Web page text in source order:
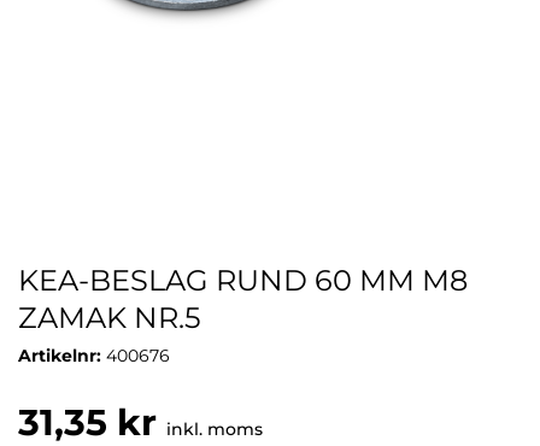
KEA-BESLAG RUND 60 MM M8
ZAMAK NR.5
Artikelnr: 400676
31,35 kr inkl. moms